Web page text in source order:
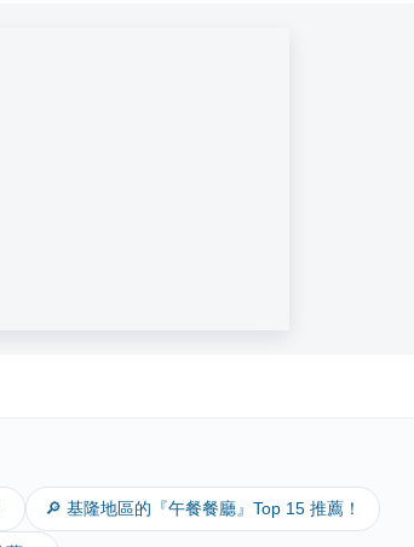
🔎 基隆地區的『午餐餐廳』Top 15 推薦！